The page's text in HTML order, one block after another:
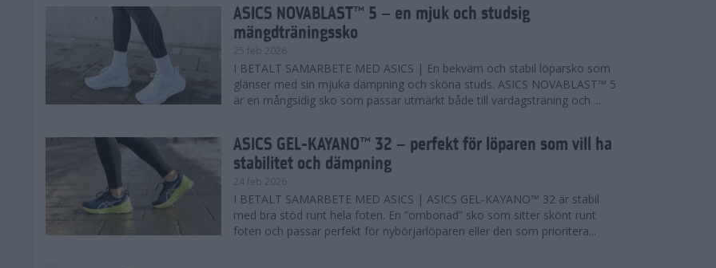
ASICS NOVABLAST™ 5 – en mjuk och studsig
mängdträningssko
25 feb 2026
I BETALT SAMARBETE MED ASICS | En bekväm och stabil löparsko som
glänser med sin mjuka dämpning och sköna studs. ASICS NOVABLAST™ 5
är en mångsidig sko som passar utmärkt både till vardagsträning och ...
ASICS GEL-KAYANO™ 32 – perfekt för löparen som vill ha
stabilitet och dämpning
24 feb 2026
I BETALT SAMARBETE MED ASICS | ASICS GEL-KAYANO™ 32 är stabil
med bra stöd runt hela foten. En ”ombonad” sko som sitter skönt runt
foten och passar perfekt för nybörjarlöparen eller den som prioritera...